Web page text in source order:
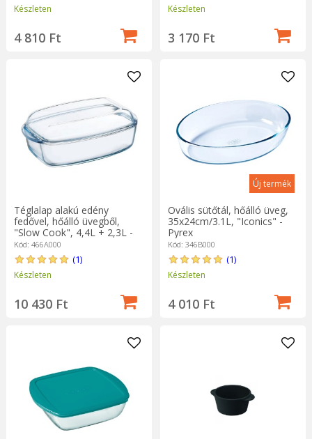
Készleten
4 810 Ft
Készleten
3 170 Ft
Téglalap alakú edény
fedővel, hőálló üvegből,
"Slow Cook", 4,4L + 2,3L -
Pyrex
Kód: 466A000
(1)
Készleten
10 430 Ft
Új termék
Ovális sütőtál, hőálló üveg,
35x24cm/3.1L, "Iconics" -
Pyrex
Kód: 346B000
(1)
Készleten
4 010 Ft